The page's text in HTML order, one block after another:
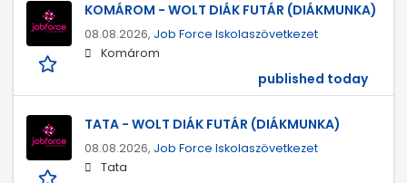
KOMÁROM - WOLT DIÁK FUTÁR (DIÁKMUNKA)
08.08.2026, Job Force Iskolaszövetkezet
Komárom
published today
TATA - WOLT DIÁK FUTÁR (DIÁKMUNKA)
08.08.2026, Job Force Iskolaszövetkezet
Tata